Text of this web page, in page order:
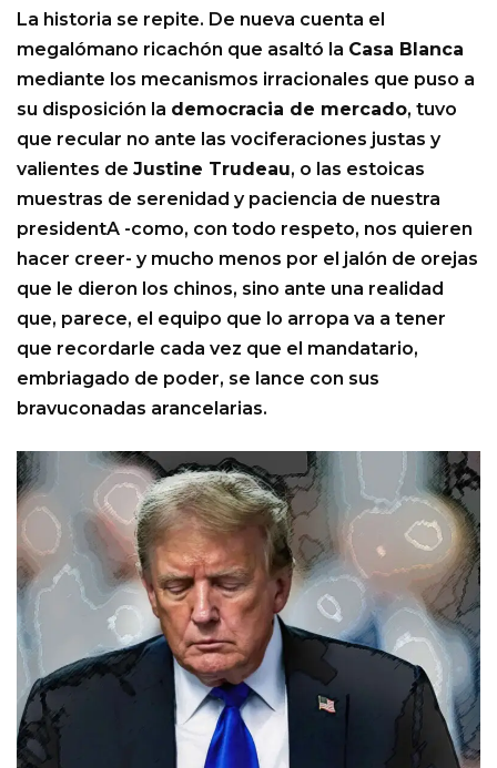
La historia se repite. De nueva cuenta el
megalómano ricachón que asaltó la Casa Blanca
mediante los mecanismos irracionales que puso a
su disposición la democracia de mercado, tuvo
que recular no ante las vociferaciones justas y
valientes de Justine Trudeau, o las estoicas
muestras de serenidad y paciencia de nuestra
presidentA -como, con todo respeto, nos quieren
hacer creer- y mucho menos por el jalón de orejas
que le dieron los chinos, sino ante una realidad
que, parece, el equipo que lo arropa va a tener
que recordarle cada vez que el mandatario,
embriagado de poder, se lance con sus
bravuconadas arancelarias.